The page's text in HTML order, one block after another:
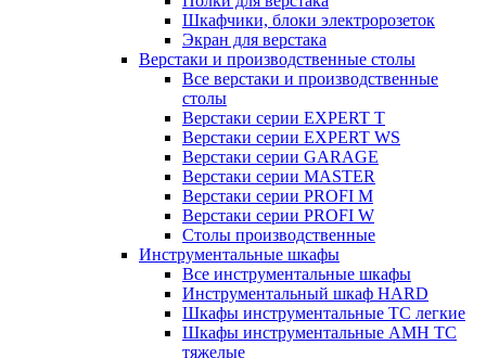
Шкафчики, блоки электророзеток
Экран для верстака
Верстаки и производственные столы
Все верстаки и производственные
столы
Верстаки серии EXPERT T
Верстаки серии EXPERT WS
Верстаки серии GARAGE
Верстаки серии MASTER
Верстаки серии PROFI M
Верстаки серии PROFI W
Столы производственные
Инструментальные шкафы
Все инструментальные шкафы
Инструментальный шкаф HARD
Шкафы инструментальные ТС легкие
Шкафы инструментальные AMH TC
тяжелые